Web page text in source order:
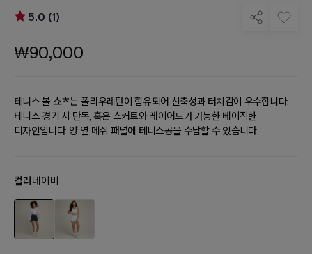
5.0 (1)
₩90,000
테니스 볼 쇼츠는 폴리우레탄이 함유되어 신축성과 터치감이 우수합니다.
테니스 경기 시 단독, 혹은 스커트와 레이어드가 가능한 베이직한
디자인입니다. 양 옆 메쉬 패널에 테니스공을 수납할 수 있습니다.
컬러 네이비